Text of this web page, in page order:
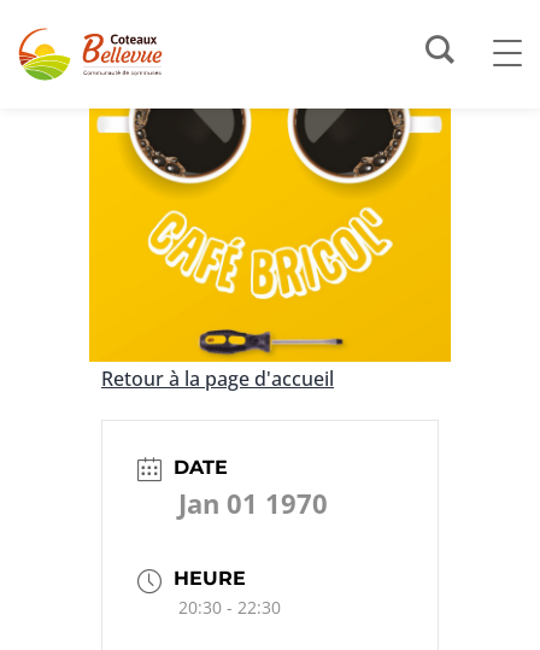
Retour à la page d'accueil
DATE
Jan 01 1970
HEURE
20:30 - 22:30